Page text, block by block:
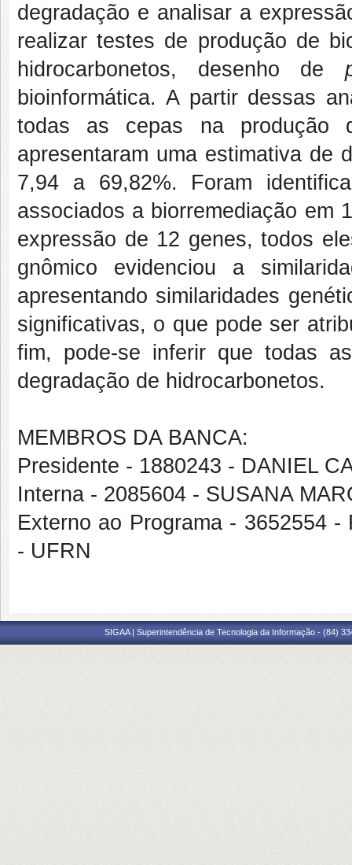
degradação e analisar a
realizar testes de produção de
hidrocarbonetos, desenho de
bioinformática. A partir dessas
todas as cepas na produção
apresentaram uma estimativa de
7,94 a 69,82%. Foram
associados a biorremediação em
expressão de 12 genes, todos
gnômico evidenciou a
apresentando similaridades
significativas, o que pode ser
fim, pode-se inferir que todas
degradação de hidrocarbonetos.
MEMBROS DA BANCA:
Presidente - 1880243 - DANIEL
Interna - 2085604 - SUSANA
Externo ao Programa - 3652554
- UFRN
SIGAA | Superintendência de Tecnologia da Informação - (84)